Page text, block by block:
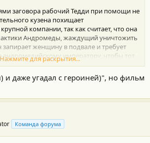
заговора рабочий Тедди при помощи не
кузена похищает
компании, так как считает, что она
Андромеды, жаждущий уничтожить
женщину в подвале и требует
андромедийскому императору, чтобы тот
корабле и обсудил с ним план ухода
зелёной планеты.
очень хорошие)
Нажмите для раскрытия...
и даже угадал с героиней)", но фильм
Команда форума